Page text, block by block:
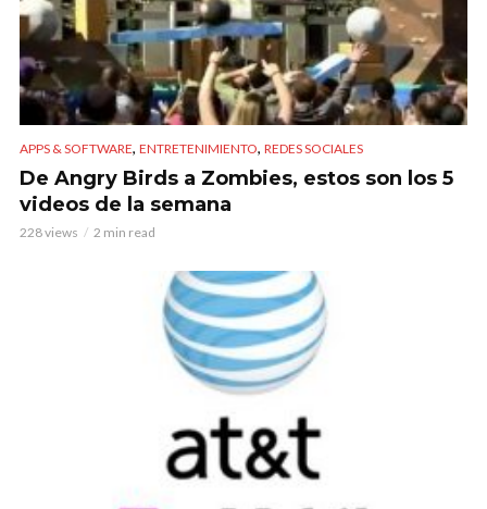
APPS & SOFTWARE, ENTRETENIMIENTO, REDES SOCIALES
De Angry Birds a Zombies, estos son los 5
videos de la semana
228 views 2 min read